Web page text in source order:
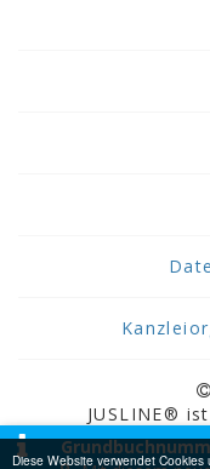
Diese Website verwendet
JUSLINE®